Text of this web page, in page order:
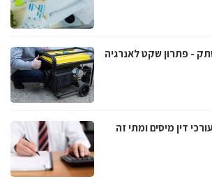
- פתרון שקט לאנרגיה
דין מיסים ומתי זה